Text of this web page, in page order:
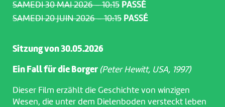
SAMEDI 30 MAI 2026 – 10:15 PASSÉ
SAMEDI 20 JUIN 2026 – 10:15 PASSÉ
Sitzung von 30.05.2026
Ein Fall für die Borger (Peter Hewitt, USA, 1997)
Dieser Film erzählt die Geschichte von winzigen
Wesen, die unter dem Dielenboden versteckt leben